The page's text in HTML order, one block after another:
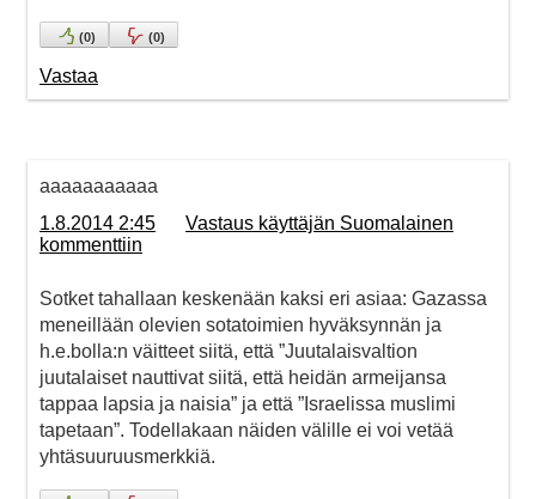
(0) (0)
Vastaa
aaaaaaaaaaa
1.8.2014 2:45
Vastaus käyttäjän Suomalainen
kommenttiin
Sotket tahallaan keskenään kaksi eri asiaa: Gazassa
meneillään olevien sotatoimien hyväksynnän ja
h.e.bolla:n väitteet siitä, että ”Juutalaisvaltion
juutalaiset nauttivat siitä, että heidän armeijansa
tappaa lapsia ja naisia” ja että ”Israelissa muslimi
tapetaan”. Todellakaan näiden välille ei voi vetää
yhtäsuuruusmerkkiä.